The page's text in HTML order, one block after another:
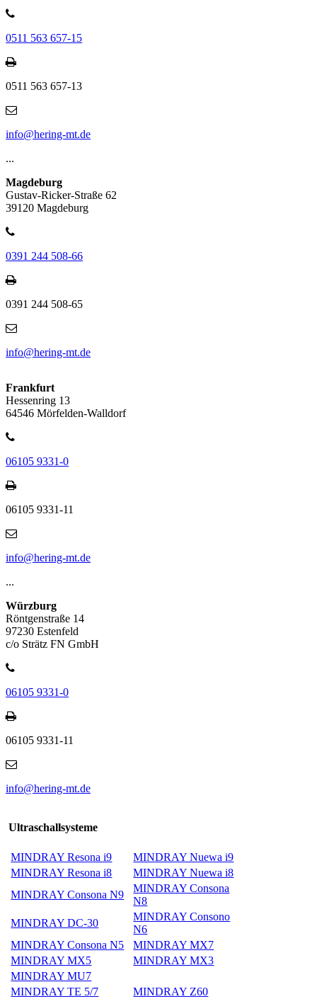
0511 563 657-15
0511 563 657-13
info@hering-mt.de
...
Magdeburg
Gustav-Ricker-Straße 62
39120 Magdeburg
0391 244 508-66
0391 244 508-65
info@hering-mt.de
Frankfurt
Hessenring 13
64546 Mörfelden-Walldorf
06105 9331-0
06105 9331-11
info@hering-mt.de
...
Würzburg
Röntgenstraße 14
97230 Estenfeld
c/o Strätz FN GmbH
06105 9331-0
06105 9331-11
info@hering-mt.de
Ultraschallsysteme
MINDRAY Resona i9
MINDRAY Nuewa i9
MINDRAY Resona i8
MINDRAY Nuewa i8
MINDRAY Consona N9
MINDRAY Consona
N8
MINDRAY DC-30
MINDRAY Consono
N6
MINDRAY Consona N5
MINDRAY MX7
MINDRAY MX5
MINDRAY MX3
MINDRAY MU7
MINDRAY TE 5/7
MINDRAY Z60